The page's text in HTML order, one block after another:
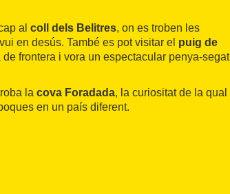
al coll dels Belitres, on es troben les
en desús. També es pot visitar el puig de
frontera i vora un espectacular penya-segat
la cova Foradada, la curiositat de la qual
en un país diferent.